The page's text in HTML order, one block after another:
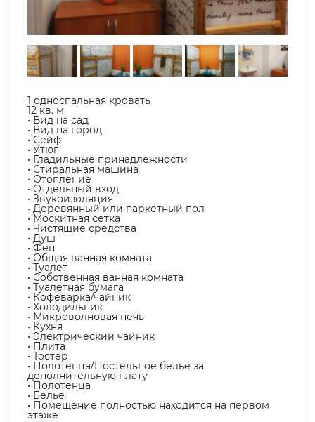
1 односпальная кровать
12 кв. м
• Вид на сад
• Вид на город
• Сейф
• Утюг
• Гладильные принадлежности
• Стиральная машина
• Отопление
• Отдельный вход
• Звукоизоляция
• Деревянный или паркетный пол
• Москитная сетка
• Чистящие средства
• Душ
• Фен
• Общая ванная комната
• Туалет
• Собственная ванная комната
• Туалетная бумага
• Кофеварка/чайник
• Холодильник
• Микроволновая печь
• Кухня
• Электрический чайник
• Плита
• Тостер
• Полотенца/Постельное белье за
дополнительную плату
• Полотенца
• Белье
• Помещение полностью находится на первом
этаже